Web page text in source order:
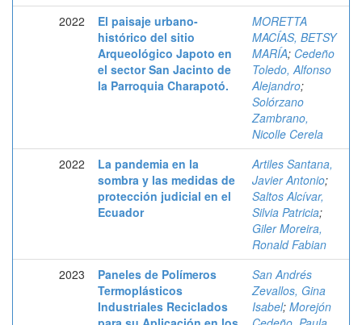
2022
El paisaje urbano-
histórico del sitio
Arqueológico Japoto en
el sector San Jacinto de
la Parroquia Charapotó.
MORETTA
MACÍAS, BETSY
MARÍA; Cedeño
Toledo, Alfonso
Alejandro;
Solórzano
Zambrano,
Nicolle Cerela
2022
La pandemia en la
sombra y las medidas de
protección judicial en el
Ecuador
Artiles Santana,
Javier Antonio;
Saltos Alcívar,
Silvia Patricia;
Giler Moreira,
Ronald Fabian
2023
Paneles de Polímeros
Termoplásticos
Industriales Reciclados
San Andrés
Zevallos, Gina
Isabel; Morejón